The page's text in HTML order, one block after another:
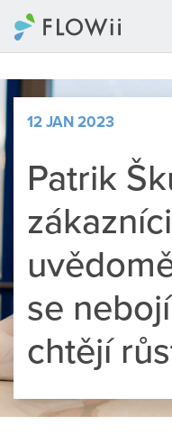
12 JAN 2023
Patrik
se
chtějí